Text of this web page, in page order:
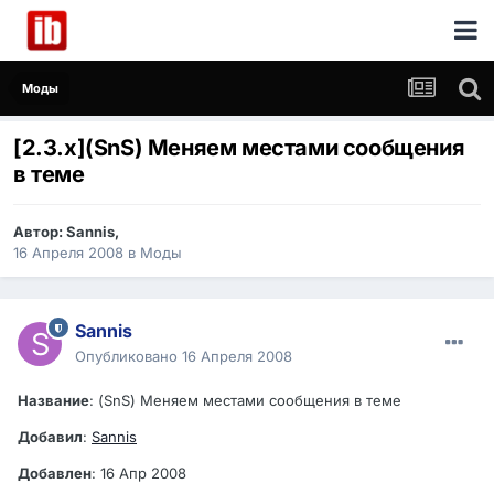
Моды
[2.3.x](SnS) Меняем местами сообщения
в теме
Автор:Sannis,
16 Апреля 2008 в Моды
Sannis
Опубликовано 16 Апреля 2008
Название: (SnS) Меняем местами сообщения в теме
Добавил: Sannis
Добавлен: 16 Апр 2008